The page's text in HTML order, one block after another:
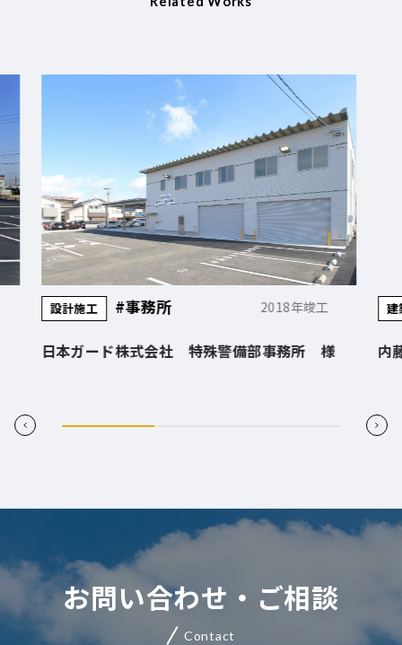
設計施工 #事務所 2018年竣工
日本ガード株式会社 特殊警備部事務所 様
建
Contact
お問い合わせ・ご相談